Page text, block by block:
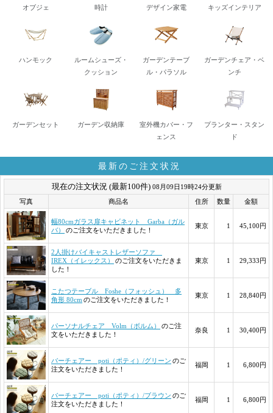
オブジェ 時計 デザイン家電 キッズインテリア
ハンモック
ルームシューズ・
クッション
ガーデンテーブ
ル・パラソル
ガーデンチェア・ベ
ンチ
ガーデンセット ガーデン収納庫
室外機カバー・フ
ェンス
プランター・スタン
ド
最新のご注文状況